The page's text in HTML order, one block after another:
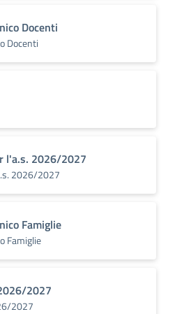
Docenti
Docenti
l'a.s. 2026/2027
2026/2027
Famiglie
Famiglie
2027
2027